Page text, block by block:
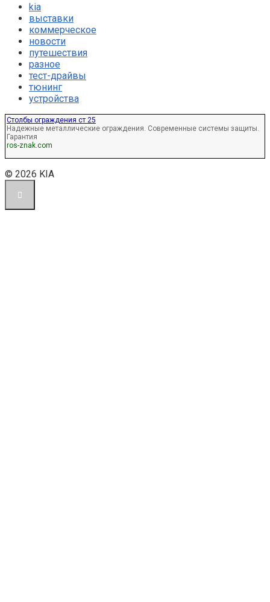
kia
выставки
коммерческое
новости
путешествия
разное
тест-драйвы
тюнинг
устройства
Столбы ограждения ст 25
Надежные металлические ограждения. Современные системы защиты.
Гарантия
ros-znak.com
© 2026 KIA